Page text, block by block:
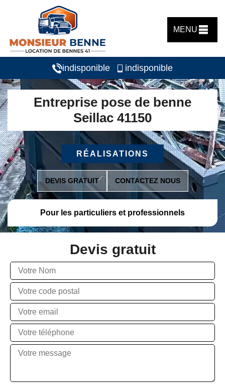
MENU
indisponible indisponible
Entreprise pose de benne
Seillac 41150
RÉALISATIONS
DEVIS GRATUIT CONTACTEZ NOUS
Pour les particuliers et professionnels
Devis gratuit